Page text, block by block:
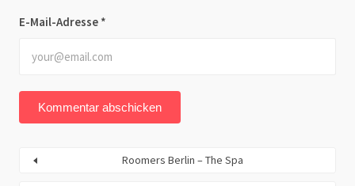
E-Mail-Adresse *
Roomers Berlin – The Spa